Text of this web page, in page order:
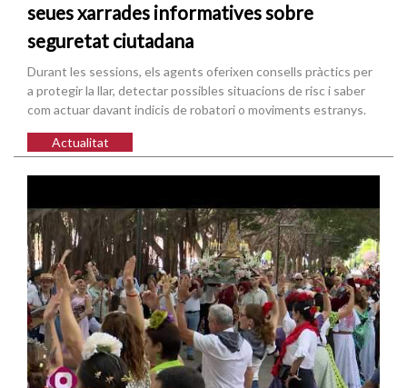
seues xarrades informatives sobre
seguretat ciutadana
Durant les sessions, els agents oferixen consells pràctics per
a protegir la llar, detectar possibles situacions de risc i saber
com actuar davant indicis de robatori o moviments estranys.
Actualitat